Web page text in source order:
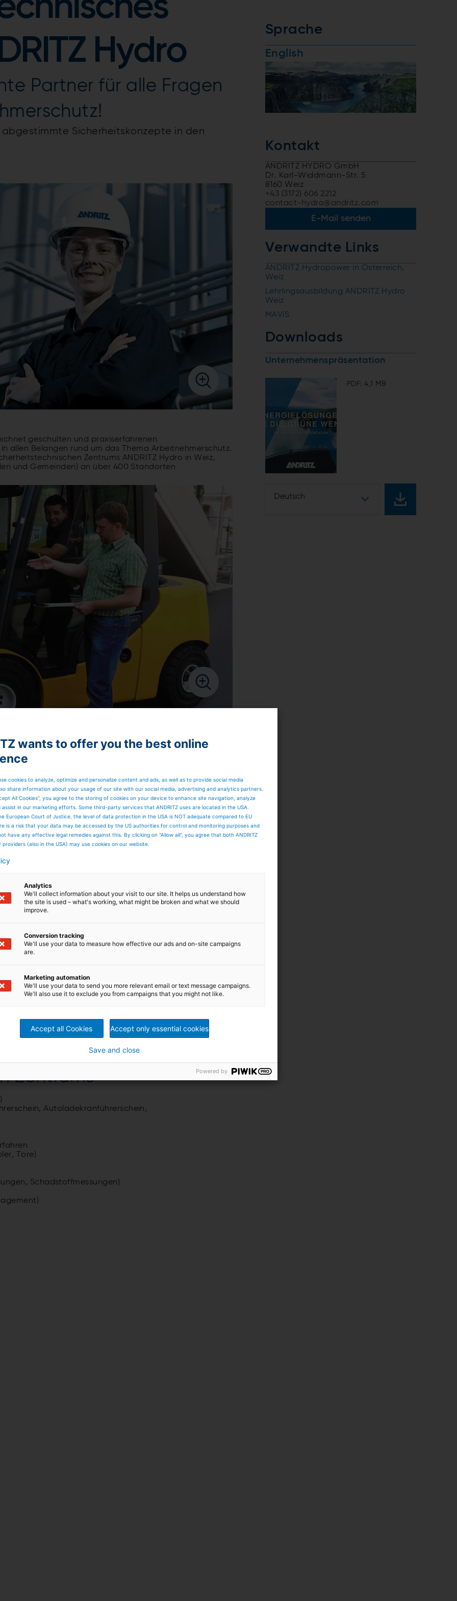
Hydro
Partner für alle Fragen
Sicherheitskonzepte in den
geschulten und praxiserfahrenen
allen Belangen rund um das Thema Arbeitnehmerschutz.
Zentrums ANDRITZ Hydro in Weiz,
und Gemeinden) an über 400 Standorten
Zentrums ANDRITZ Hydro reicht von Kran- und
measurements, on noise, climate and pollutant levels for
des
Zentrums
Autoladekranführerschein,
Tore)
Schadstoffmessungen)
Sprache
English
Kontakt
ANDRITZ HYDRO GmbH
Dr. Karl-Widdmann-Str. 5
8160 Weiz
+43 (3172) 606 2212
contact-hydro@andritz.com
E-Mail senden
Verwandte Links
ANDRITZ Hydropower in Österreich,
Weiz
Lehrlingsausbildung ANDRITZ Hydro
Weiz
MAViS
Downloads
Unternehmenspräsentation
PDF: 4,1 MB
Deutsch
wants to offer you the best online
cookies to analyze, optimize and personalize content and ads, as well as to provide social media
share information about your usage of our site with our social media, advertising and analytics partners.
All Cookies”, you agree to the storing of cookies on your device to enhance site navigation, analyze
assist in our marketing efforts. Some third-party services that ANDRITZ uses are located in the USA.
European Court of Justice, the level of data protection in the USA is NOT adequate compared to EU
is a risk that your data may be accessed by the US authorities for control and monitoring purposes and
have any effective legal remedies against this. By clicking on "Allow all", you agree that both ANDRITZ
(also in the USA) may use cookies on our website.
Analytics
We'll collect information about your visit to our site. It helps us understand how
the site is used – what's working, what might be broken and what we should
improve.
Conversion tracking
We'll use your data to measure how effective our ads and on-site campaigns
are.
Marketing automation
We'll use your data to send you more relevant email or text message campaigns.
We'll also use it to exclude you from campaigns that you might not like.
Accept all Cookies Accept only essential cookies
Save and close
Powered by